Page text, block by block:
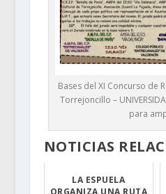
Bases del XI Concurso de
Torrejoncillo –
para
NOTICIAS
LA ESPUELA
ORGANIZA UNA RUTA